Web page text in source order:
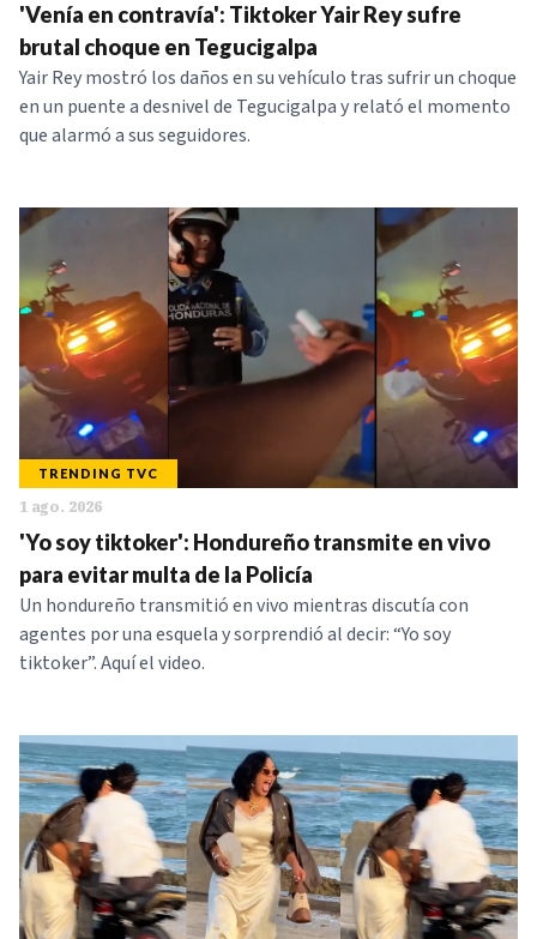
'Venía en contravía': Tiktoker Yair Rey sufre
brutal choque en Tegucigalpa
Yair Rey mostró los daños en su vehículo tras sufrir un choque
en un puente a desnivel de Tegucigalpa y relató el momento
que alarmó a sus seguidores.
TRENDING TVC
1 ago. 2026
'Yo soy tiktoker': Hondureño transmite en vivo
para evitar multa de la Policía
Un hondureño transmitió en vivo mientras discutía con
agentes por una esquela y sorprendió al decir: “Yo soy
tiktoker”. Aquí el video.